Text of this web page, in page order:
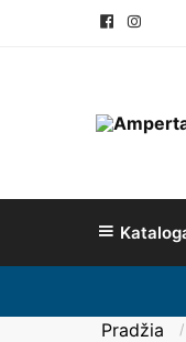
Pradžia /